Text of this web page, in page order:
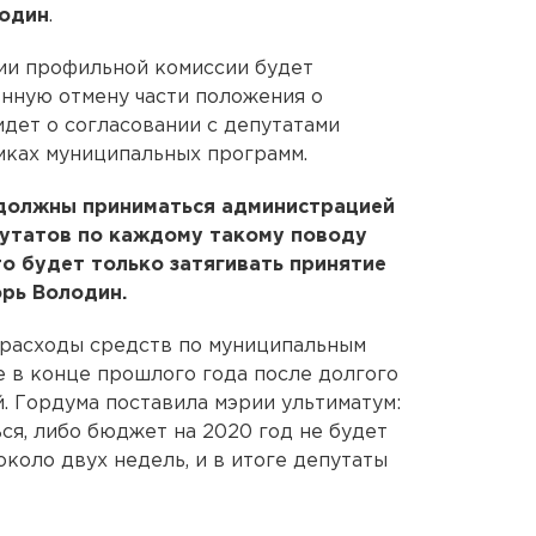
.
профильной комиссии будет
отмену части положения о
о согласовании с депутатами
муниципальных программ.
приниматься администрацией
по каждому такому поводу
будет только затягивать принятие
Володин.
средств по муниципальным
конце прошлого года после долгого
Гордума поставила мэрии ультиматум:
либо бюджет на 2020 год не будет
двух недель, и в итоге депутаты